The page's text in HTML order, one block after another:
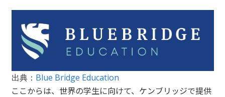
出典： Blue Bridge Education
ここからは、世界の学生に向けて、ケンブリッジで提供